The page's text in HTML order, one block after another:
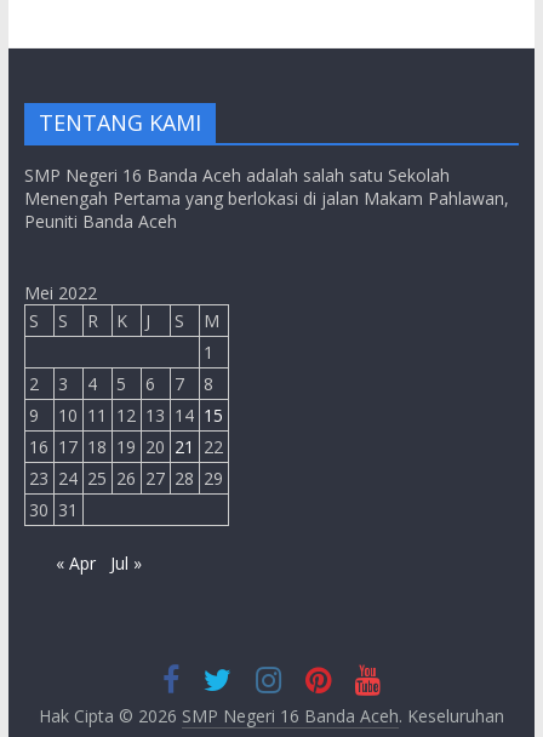
TENTANG KAMI
SMP Negeri 16 Banda Aceh adalah salah satu Sekolah
Menengah Pertama yang berlokasi di jalan Makam Pahlawan,
Peuniti Banda Aceh
Mei 2022
S
S R K J S
M
1
2
3 4 5 6 7
8
9
10 11 12 13 14 15
16 17 18 19 20 21
22
23 24 25 26 27 28 29
30 31
« Apr Jul »
Hak Cipta © 2026 SMP Negeri 16 Banda Aceh. Keseluruhan